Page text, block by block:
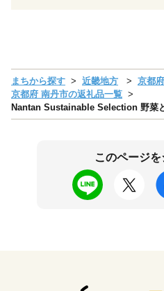
まちから探す 近畿地方
京都
京都府 南丹市の返礼品一覧
Nantan Sustainable Selection 野菜
このページ